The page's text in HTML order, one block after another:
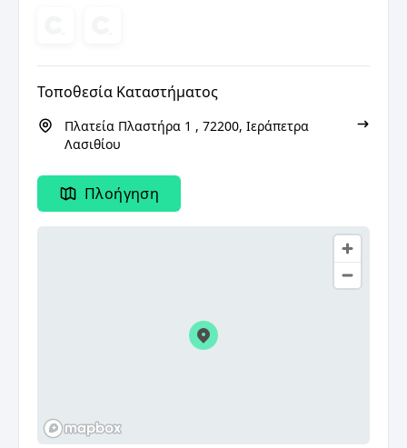
Τοποθεσία Καταστήματος
Πλατεία Πλαστήρα 1 , 72200, Ιεράπετρα
Λασιθίου
Πλοήγηση